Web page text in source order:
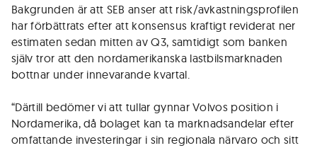
Bakgrunden är att SEB anser att risk/avkastningsprofilen
har förbättrats efter att konsensus kraftigt reviderat ner
estimaten sedan mitten av Q3, samtidigt som banken
själv tror att den nordamerikanska lastbilsmarknaden
bottnar under innevarande kvartal.
“Därtill bedömer vi att tullar gynnar Volvos position i
Nordamerika, då bolaget kan ta marknadsandelar efter
omfattande investeringar i sin regionala närvaro och sitt